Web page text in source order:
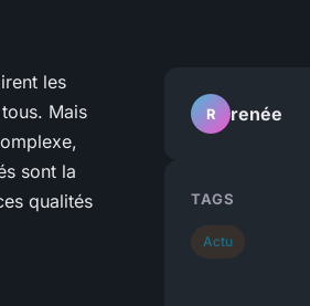
les
Mais
sont la
qualités
R renée
TAGS
Actu